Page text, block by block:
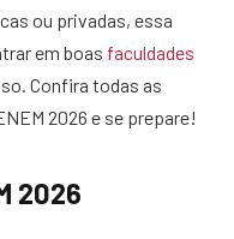
ou privadas, essa
em boas faculdades
Confira todas as
2026 e se prepare!
2026